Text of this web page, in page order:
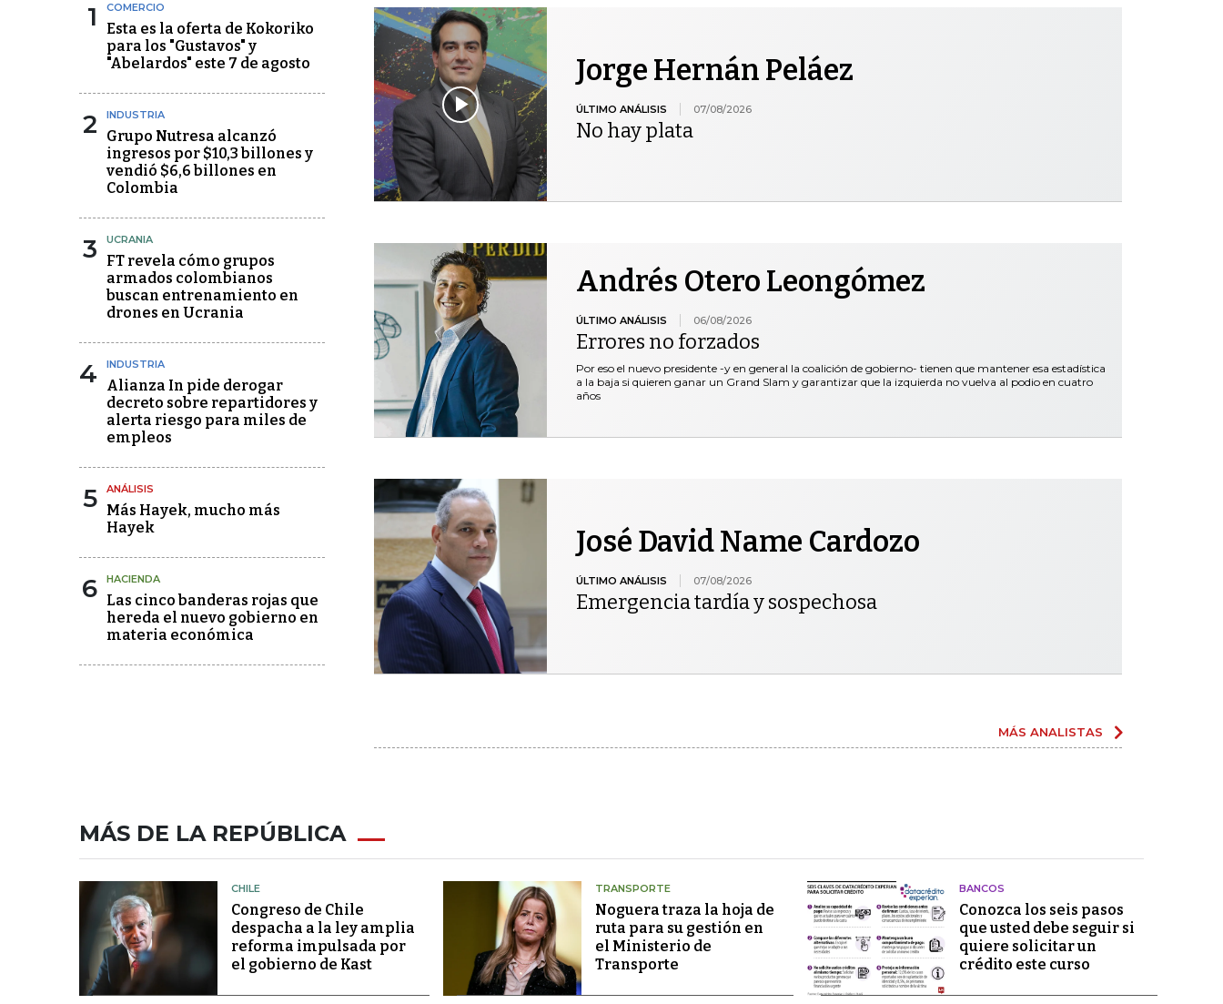
1 COMERCIO
Esta es la oferta de Kokoriko
para los "Gustavos" y
"Abelardos" este 7 de agosto
2 INDUSTRIA
Grupo Nutresa alcanzó
ingresos por $10,3 billones y
vendió $6,6 billones en
Colombia
3 UCRANIA
FT revela cómo grupos
armados colombianos
buscan entrenamiento en
drones en Ucrania
4 INDUSTRIA
Alianza In pide derogar
decreto sobre repartidores y
alerta riesgo para miles de
empleos
5 ANÁLISIS
Más Hayek, mucho más
Hayek
6 HACIENDA
Las cinco banderas rojas que
hereda el nuevo gobierno en
materia económica
Jorge Hernán Peláez
ÚLTIMO ANÁLISIS 07/08/2026
No hay plata
Andrés Otero Leongómez
ÚLTIMO ANÁLISIS 06/08/2026
Errores no forzados
Por eso el nuevo presidente -y en general la coalición de gobierno- tienen que mantener esa estadística
a la baja si quieren ganar un Grand Slam y garantizar que la izquierda no vuelva al podio en cuatro
años
José David Name Cardozo
ÚLTIMO ANÁLISIS 07/08/2026
Emergencia tardía y sospechosa
MÁS ANALISTAS
MÁS DE LA REPÚBLICA
CHILE
Congreso de Chile
despacha a la ley amplia
reforma impulsada por
el gobierno de Kast
TRANSPORTE
Noguera traza la hoja de
ruta para su gestión en
el Ministerio de
Transporte
BANCOS
Conozca los seis pasos
que usted debe seguir si
quiere solicitar un
crédito este curso